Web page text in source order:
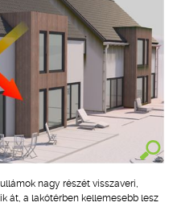
nagy részét visszaveri,
át, a lakótérben kellemesebb lesz